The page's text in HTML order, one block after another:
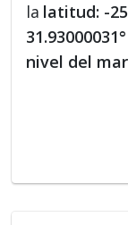
la latitud: -
31.93000031°
nivel del mar